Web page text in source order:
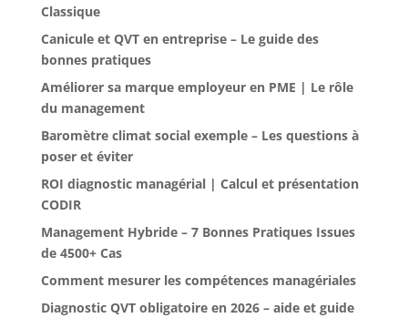
Classique
Canicule et QVT en entreprise – Le guide des
bonnes pratiques
Améliorer sa marque employeur en PME | Le rôle
du management
Baromètre climat social exemple – Les questions à
poser et éviter
ROI diagnostic managérial | Calcul et présentation
CODIR
Management Hybride – 7 Bonnes Pratiques Issues
de 4500+ Cas
Comment mesurer les compétences managériales
Diagnostic QVT obligatoire en 2026 – aide et guide